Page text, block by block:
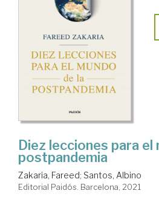
Diez lecciones para el
postpandemia
Zakaria, Fareed; Santos, Albino
Editorial Paidós. Barcelona, 2021